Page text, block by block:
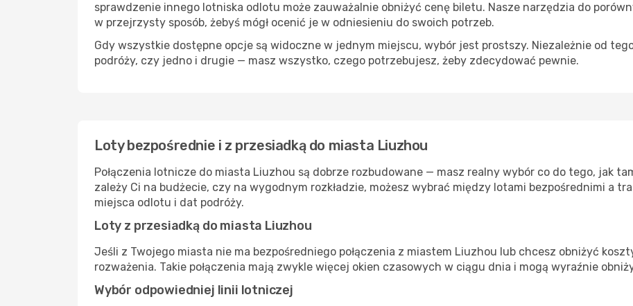
sprawdzenie innego lotniska odlotu może zauważalnie obniżyć cenę biletu. Nasze narzędzia do
w przejrzysty sposób, żebyś mógł ocenić je w odniesieniu do swoich potrzeb.
Gdy wszystkie dostępne opcje są widoczne w jednym miejscu, wybór jest prostszy. Niezależnie od
podróży, czy jedno i drugie — masz wszystko, czego potrzebujesz, żeby zdecydować pewnie.
Loty bezpośrednie i z przesiadką do miasta Liuzhou
Połączenia lotnicze do miasta Liuzhou są dobrze rozbudowane — masz realny wybór co do tego, jak
zależy Ci na budżecie, czy na wygodnym rozkładzie, możesz wybrać między lotami bezpośrednimi a
miejsca odlotu i dat podróży.
Loty z przesiadką do miasta Liuzhou
Jeśli z Twojego miasta nie ma bezpośredniego połączenia z miastem Liuzhou lub chcesz obniżyć
rozważenia. Takie połączenia mają zwykle więcej okien czasowych w ciągu dnia i mogą wyraźnie
Wybór odpowiedniej linii lotniczej